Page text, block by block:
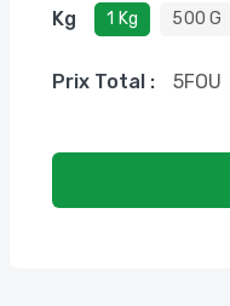
Kg
1 Kg 500 G
Prix ​​total : 5FOU